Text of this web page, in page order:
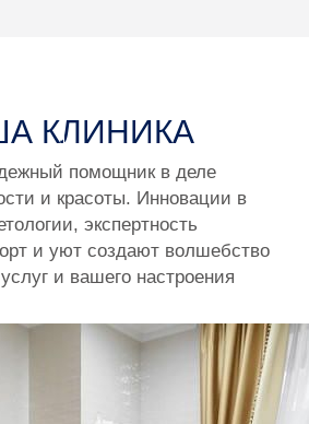
КЛИНИКА
помощник в деле
и красоты. Инновации в
экспертность
и уют создают волшебство
и вашего настроения